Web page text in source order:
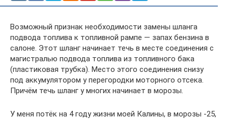
Возможный признак необходимости замены шланга
подвода топлива к топливной рампе — запах бензина в
салоне. Этот шланг начинает течь в месте соединения с
магистралью подвода топлива из топливного бака
(пластиковая трубка). Место этого соединения снизу
под аккумулятором у перегородки моторного отсека.
Причём течь шланг у многих начинает в морозы.
У меня потёк на 4 году жизни моей Калины, в морозы -25,